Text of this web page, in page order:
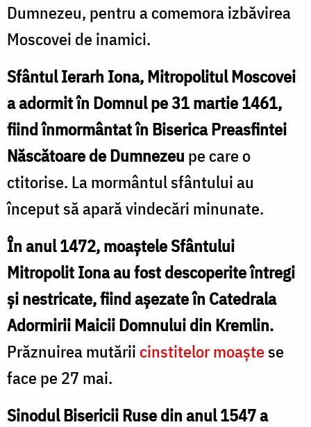
Dumnezeu, pentru a comemora izbăvirea
Moscovei de inamici.
Sfântul Ierarh Iona, Mitropolitul Moscovei
a adormit în Domnul pe 31 martie 1461,
fiind înmormântat în Biserica Preasfintei
Născătoare de Dumnezeu pe care o
ctitorise. La mormântul sfântului au
început să apară vindecări minunate.
În anul 1472, moaștele Sfântului
Mitropolit Iona au fost descoperite întregi
și nestricate, fiind așezate în Catedrala
Adormirii Maicii Domnului din Kremlin.
Prăznuirea mutării cinstitelor moaștese
face pe 27 mai.
Sinodul Bisericii Ruse din anul 1547 a